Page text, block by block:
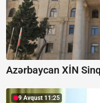
Azərbaycan XİN
9 Avqust 11:25